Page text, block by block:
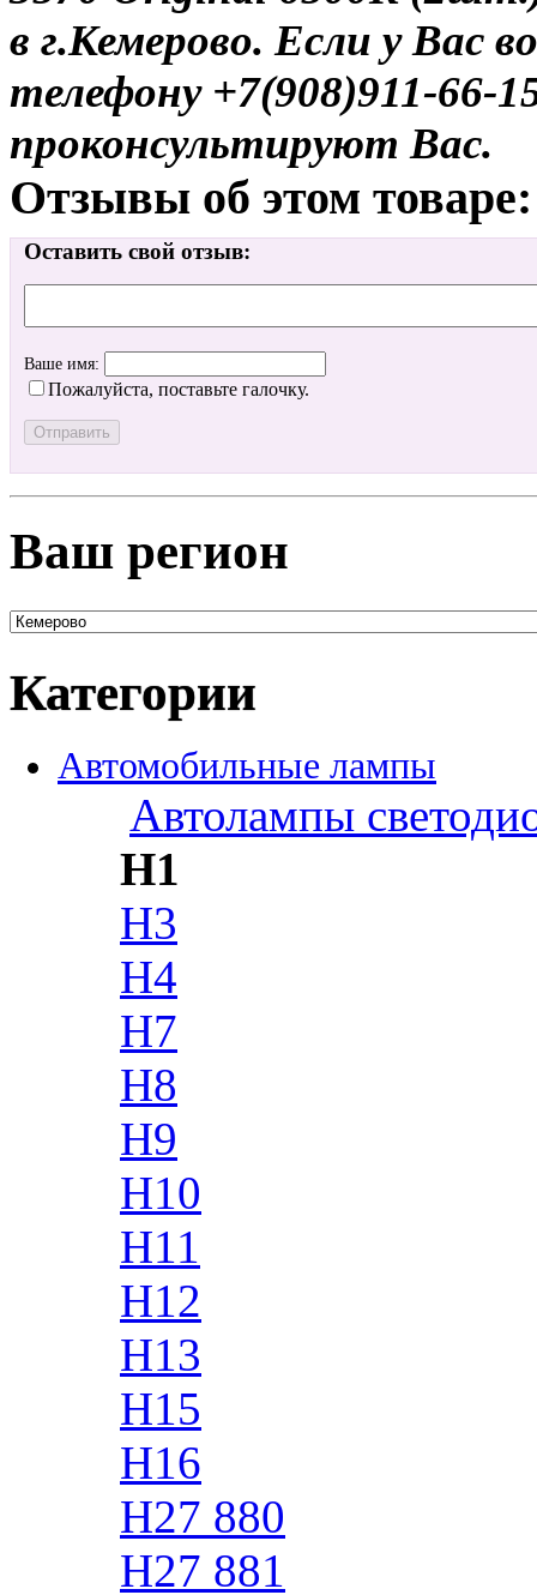
в г.Кемерово. Если у Вас
телефону +7(908)911-
проконсультируют Вас.
Отзывы об этом товаре:
Оставить свой отзыв:
Ваше имя:
Пожалуйста, поставьте галочку.
Ваш регион
Категории
Автомобильные лампы
Автолампы
H1
H3
H4
H7
H8
H9
H10
H11
H12
H13
H15
H16
H27 880
H27 881